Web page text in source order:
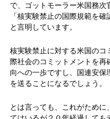
で、ゴットモーラー米国務
「核実験禁止の国際規範を
と言明しています。
核実験禁止に対する米国のコ
際社会のコミットメントを
向への一歩ですし、国連安
を送ることになるでしょう。
とは言っても、これがため